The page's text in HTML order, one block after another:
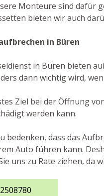
Monteure sind dafür
bieten wir auch
in Büren
in Büren bieten
dann wichtig wird,
Ziel bei der Öffnung
werden kann.
bedenken, dass das
Auto führen kann.
uns zu Rate ziehen, da